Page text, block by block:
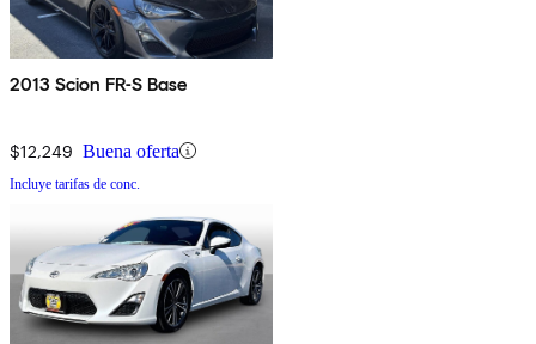
2013 Scion FR-S Base
$12,249 Buena oferta
Incluye tarifas de conc.